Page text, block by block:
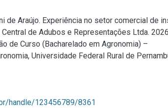
de Araújo. Experiência no setor comercial de
de Adubos e Representações Ltda.
de Curso (Bacharelado em Agronomia) –
Universidade Federal Rural de
handle/123456789/8361